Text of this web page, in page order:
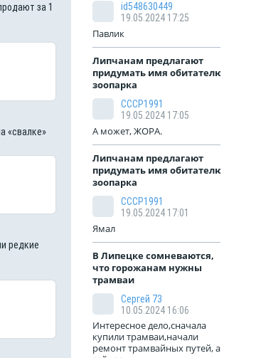
за 1
«свалке»
редкие
id548630449
19.05.2024 17:25
Павлик
Липчанам предлагают
придумать имя обитателю
зоопарка
СССР1991
19.05.2024 17:05
А может, ЖОРА.
Липчанам предлагают
придумать имя обитателю
зоопарка
СССР1991
19.05.2024 17:01
Ямал
В Липецке сомневаются,
что горожанам нужны
трамваи
Сергей 73
10.05.2024 16:06
Интересное дело,сначала
купили трамваи,начали
ремонт трамвайных путей, а